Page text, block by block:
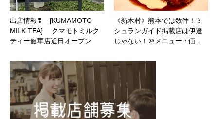
出店情報❢ [KUMAMOTO
MILK TEA] クマモトミルク
ティー健軍店近日オープン
《新木村》熊本では数件！ミ
シュランガイド掲載店は伊達
じゃない！＠メニュー・価…